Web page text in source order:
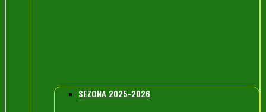
SEZONA 2025-2026